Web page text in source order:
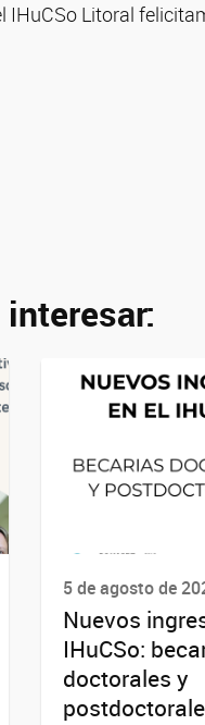
IHuCSo Litoral
5 de agosto de
Nuevos
IHuCSo:
doctorales y